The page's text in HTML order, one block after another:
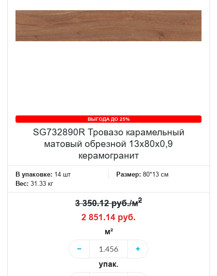
ВЫГОДА ДО 25%
SG732890R Тровазо карамельный
матовый обрезной 13x80x0,9
керамогранит
В упаковке: 14 шт Размер: 80*13 см
Вес: 31.33 кг
3 350.12 руб./м2
2 851.14 руб.
м²
−
+
упак.